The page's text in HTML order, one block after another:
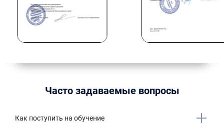
Часто задаваемые вопросы
Как поступить на обучение